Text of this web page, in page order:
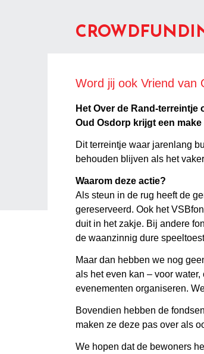
Word jij ook Vriend van
Het Over de Rand-
Oud Osdorp krijgt een make
Dit terreintje waar jarenlang
behouden blijven als het
Waarom deze actie?
Als steun in de rug heeft de
gereserveerd. Ook het
duit in het zakje. Bij andere
de waanzinnig dure
Maar dan hebben we nog
als het even kan – voor
evenementen organiseren.
Bovendien hebben de
maken ze deze pas over als
We hopen dat de bewoners